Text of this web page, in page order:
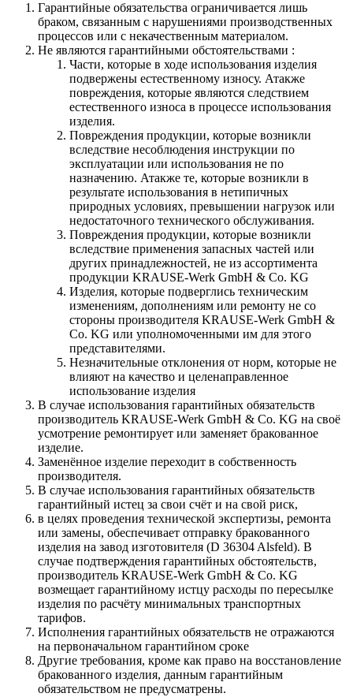
Гарантийные обязательства ограничивается лишь
браком, связанным с нарушениями производственных
процессов или с некачественным материалом.
Не являются гарантийными обстоятельствами :
Части, которые в ходе использования изделия
подвержены естественному износу. Атакже
повреждения, которые являются следствием
естественного износа в процессе использования
изделия.
Повреждения продукции, которые возникли
вследствие несоблюдения инструкции по
эксплуатации или использования не по
назначению. Атакже те, которые возникли в
результате использования в нетипичных
природных условиях, превышении нагрузок или
недостаточного технического обслуживания.
Повреждения продукции, которые возникли
вследствие применения запасных частей или
других принадлежностей, не из ассортимента
продукции KRAUSE-Werk GmbH & Со. KG
Изделия, которые подверглись техническим
изменениям, дополнениям или ремонту не со
стороны производителя KRAUSE-Werk GmbH &
Со. KG или уполномоченными им для этого
представителями.
Незначительные отклонения от норм, которые не
влияют на качество и целенаправленное
использование изделия
В случае использования гарантийных обязательств
производитель KRAUSE-Werk GmbH & Со. KG на своё
усмотрение ремонтирует или заменяет бракованное
изделие.
Заменённое изделие переходит в собственность
производителя.
В случае использования гарантийных обязательств
гарантийный истец за свои счёт и на свой риск,
в целях проведения технической экспертизы, ремонта
или замены, обеспечивает отправку бракованного
изделия на завод изготовителя (D 36304 Alsfeld). В
случае подтверждения гарантийных обстоятельств,
производитель KRAUSE-Werk GmbH & Со. KG
возмещает гарантийному истцу расходы по пересылке
изделия по расчёту минимальных транспортных
тарифов.
Исполнения гарантийных обязательств не отражаются
на первоначальном гарантийном сроке
Другие требования, кроме как право на восстановление
бракованного изделия, данным гарантийным
обязательством не предусматрены.